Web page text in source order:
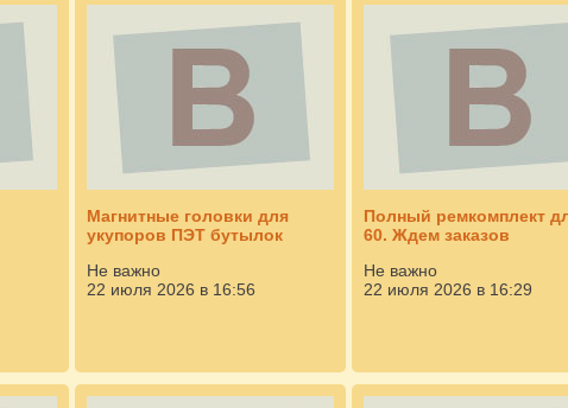
Магнитные головки для
укупоров ПЭТ бутылок
Не важно
22 июля 2026 в 16:56
Полный ремкомплект
60. Ждем заказов
Не важно
22 июля 2026 в 16:29